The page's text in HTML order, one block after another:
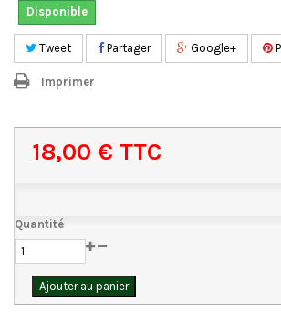
Disponible
Tweet Partager Google+
Imprimer
18,00 € TTC
Quantité
Ajouter au panier